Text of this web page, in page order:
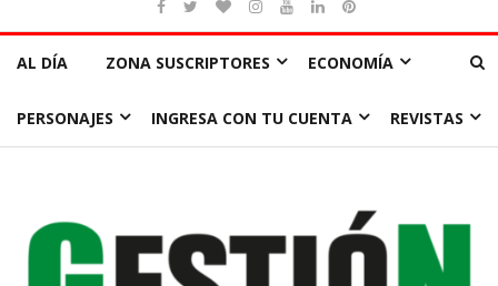
AL DÍA ZONA SUSCRIPTORES ECONOMÍA